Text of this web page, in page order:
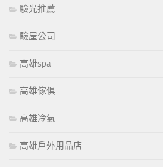
驗光推薦
驗屋公司
高雄spa
高雄傢俱
高雄冷氣
高雄戶外用品店